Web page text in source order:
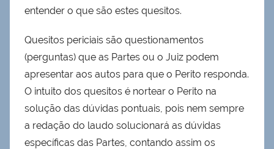
entender o que são estes quesitos.
Quesitos periciais são questionamentos
(perguntas) que as Partes ou o Juiz podem
apresentar aos autos para que o Perito responda.
O intuito dos quesitos é nortear o Perito na
solução das dúvidas pontuais, pois nem sempre
a redação do laudo solucionará as dúvidas
específicas das Partes, contando assim os